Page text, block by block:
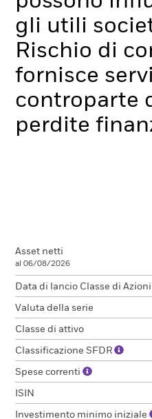
gli utili
Rischio di
fornisce
controparte
perdite
Asset netti
al 06/08/2026
Data di lancio Classe di Azioni
Valuta della serie
Classe di attivo
Classificazione SFDR
Spese correnti
ISIN
Investimento minimo iniziale